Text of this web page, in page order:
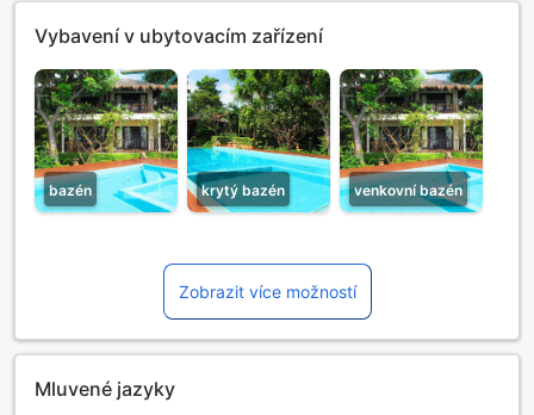
Vybavení v ubytovacím zařízení
bazén krytý bazén venkovní bazén
Zobrazit více možností
Mluvené jazyky